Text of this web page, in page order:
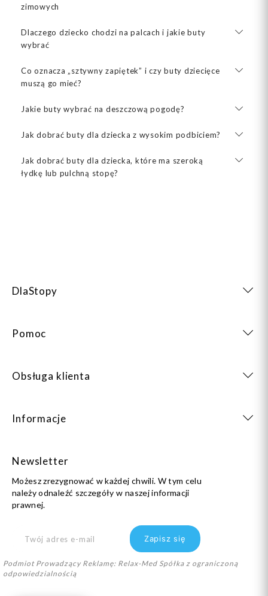
zimowych
Dlaczego dziecko chodzi na palcach i jakie buty
wybrać
Co oznacza „sztywny zapiętek” i czy buty dziecięce
muszą go mieć?
Jakie buty wybrać na deszczową pogodę?
Jak dobrać buty dla dziecka z wysokim podbiciem?
Jak dobrać buty dla dziecka, które ma szeroką
łydkę lub pulchną stopę?
DlaStopy
Pomoc
Obsługa klienta
Informacje
Newsletter
Możesz zrezygnować w każdej chwili. W tym celu
należy odnaleźć szczegóły w naszej informacji
prawnej.
Podmiot Prowadzący Reklamę: Relax-Med Spółka z ograniczoną
odpowiedzialnością